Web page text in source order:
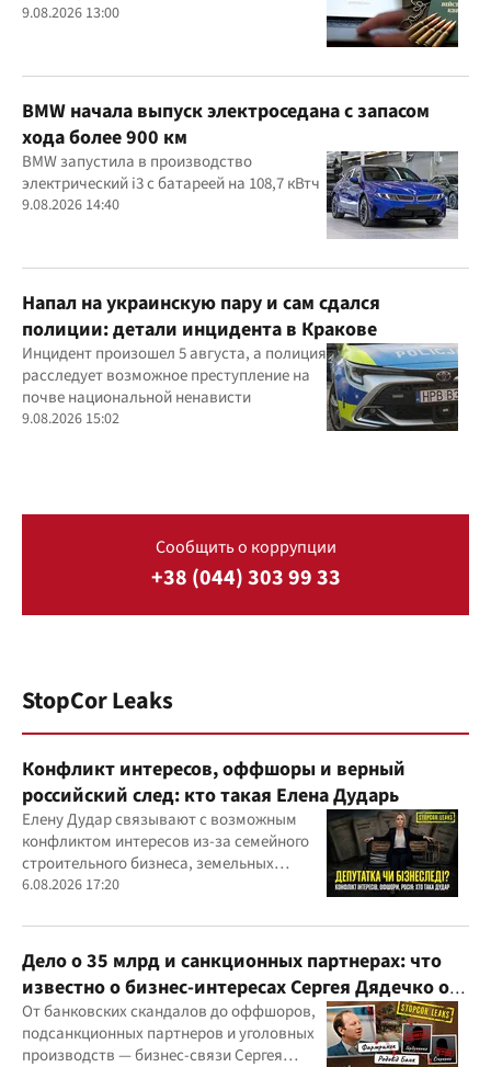
9.08.2026 13:00
BMW начала выпуск электроседана с запасом
хода более 900 км
BMW запустила в производство
электрический i3 с батареей на 108,7 кВтч
9.08.2026 14:40
Напал на украинскую пару и сам сдался
полиции: детали инцидента в Кракове
Инцидент произошел 5 августа, а полиция
расследует возможное преступление на
почве национальной ненависти
9.08.2026 15:02
Сообщить о коррупции
+38 (044) 303 99 33
StopCor Leaks
Конфликт интересов, оффшоры и верный
российский след: кто такая Елена Дударь
Елену Дудар связывают с возможным
конфликтом интересов из-за семейного
строительного бизнеса, земельных
скандалов, судебных дел
6.08.2026 17:20
Дело о 35 млрд и санкционных партнерах: что
известно о бизнес-интересах Сергея Дядечко от
"Родовид Банка" до "ФАРМАСЕЛ"
От банковских скандалов до оффшоров,
подсанкционных партнеров и уголовных
производств — бизнес-связи Сергея